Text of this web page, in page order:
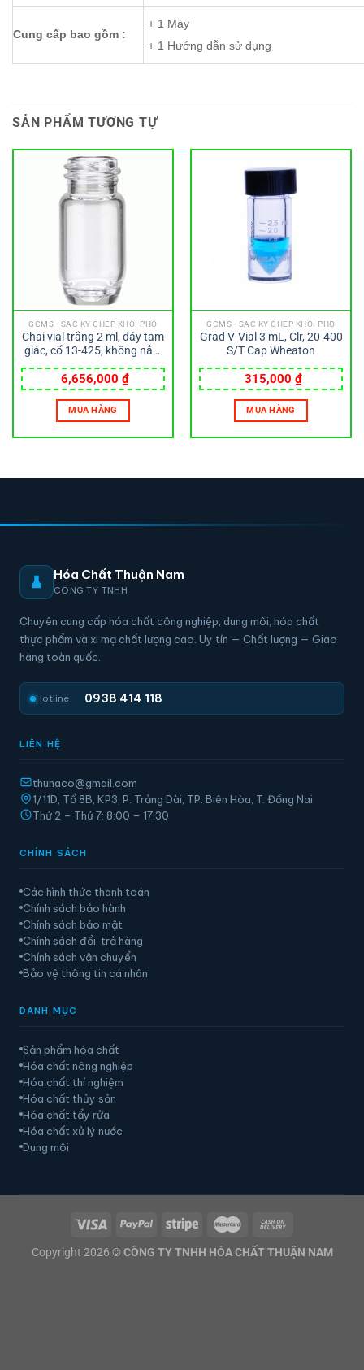
Cung cấp bao gồm :
+ 1 Máy
+ 1 Hướng dẫn sử dụng
SẢN PHẨM TƯƠNG TỰ
GCMS - SẮC KÝ GHÉP KHỐI PHỔ
Chai vial trắng 2 ml, đáy tam
giác, cổ 13-425, không nắp,
Wheaton
6,656,000 ₫
MUA HÀNG
GCMS - SẮC KÝ GHÉP KHỐI PHỔ
Grad V-Vial 3 mL, Clr, 20-400
S/T Cap Wheaton
315,000 ₫
MUA HÀNG
Hóa Chất Thuận Nam
CÔNG TY TNHH
Chuyên cung cấp hóa chất công nghiệp, dung môi, hóa chất
thực phẩm và xi mạ chất lượng cao. Uy tín — Chất lượng — Giao
hàng toàn quốc.
Hotline 0938 414 118
LIÊN HỆ
thunaco@gmail.com
1/11D, Tổ 8B, KP3, P. Trảng Dài, TP. Biên Hòa, T. Đồng Nai
Thứ 2 – Thứ 7: 8:00 – 17:30
CHÍNH SÁCH
Các hình thức thanh toán
Chính sách bảo hành
Chính sách bảo mật
Chính sách đổi, trả hàng
Chính sách vận chuyển
Bảo vệ thông tin cá nhân
DANH MỤC
Sản phẩm hóa chất
Hóa chất nông nghiệp
Hóa chất thí nghiệm
Hóa chất thủy sản
Hóa chất tẩy rửa
Hóa chất xử lý nước
Dung môi
Copyright 2026 © CÔNG TY TNHH HÓA CHẤT THUẬN NAM